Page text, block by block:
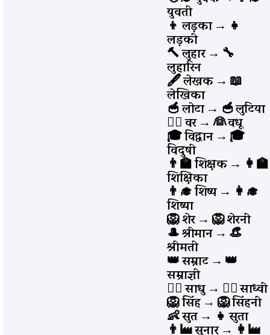
युवती
👦 लड़का→ 👧
लड़की
🔨 लुहार→ 🔧
लुहारिन
🖋️ लेखक → 📖
लेखिका
🥣 लोटा→ 🥣 लुटिया
👨‍⚖️ वर→ 👰 वधू
🎓 विद्वान → 🎓
विदुषी
👨‍🏫 शिक्षक → 👩‍🏫
शिक्षिका
👨‍🎓 शिष्य→ 👩‍🎓
शिष्या
🦁 शेर→ 🦁 शेरनी
🎩 श्रीमान → 👒
श्रीमती
👑 सम्राट → 👑
सम्राज्ञी
🧘‍♂️ साधु→ 🧘‍♀️ साध्वी
🦁 सिंह→ 🦁 सिंहनी
👶 सुत→ 👧 सुता
👨‍🏭 सुनार→👩‍🏭